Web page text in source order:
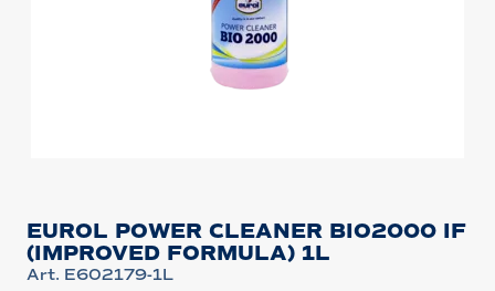
EUROL POWER CLEANER BIO2000 IF
(IMPROVED FORMULA) 1L
Art. E602179-1L